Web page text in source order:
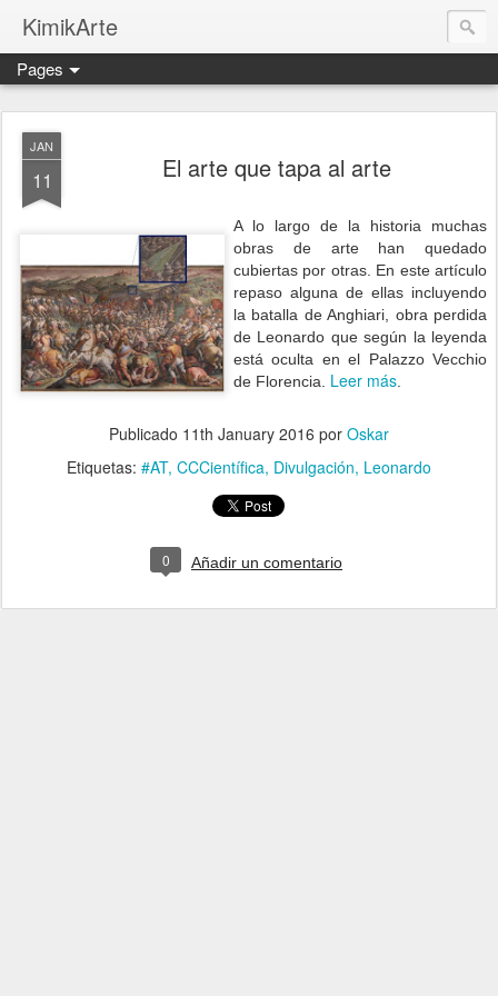
KimikArte
Pages
JAN
11 El arte que tapa al arte
A lo largo de la historia muchas
obras de arte han quedado
cubiertas por otras. En este artículo
repaso alguna de ellas incluyendo
la batalla de Anghiari, obra perdida
de Leonardo que según la leyenda
está oculta en el Palazzo Vecchio
de Florencia. Leer más
Publicado 11th January 2016 por Oskar
Etiquetas: #AT CCCientífica Divulgación Leonardo
0 Añadir un comentario